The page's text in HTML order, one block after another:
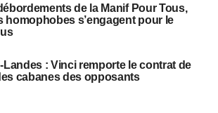
de la Manif Pour Tous,
homophobes s’engagent pour le
Landes : Vinci remporte le contrat de
cabanes des opposants